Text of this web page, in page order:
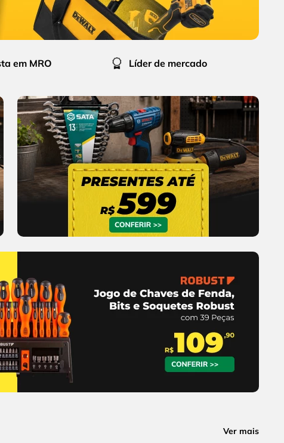
em MRO Líder de mercado
Ver mais